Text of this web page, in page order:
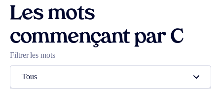
Les mots
commençant par C
Filtrer les mots
Tous